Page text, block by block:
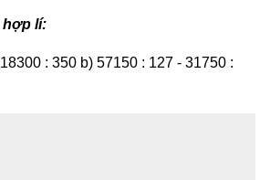
hợp lí:
: 350 b) 57150 : 127 - 31750 :